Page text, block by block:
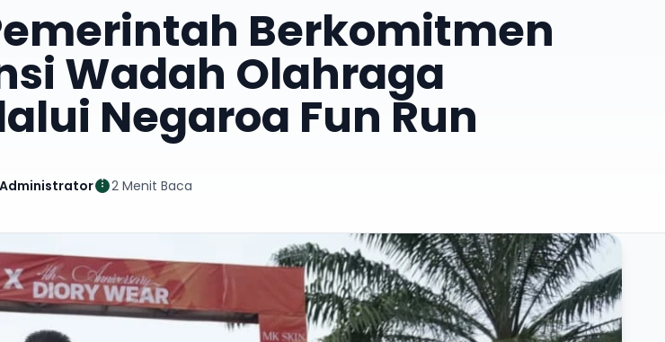
Berkomitmen
Wadah Olahraga
Negaroa Fun Run
2 Menit Baca